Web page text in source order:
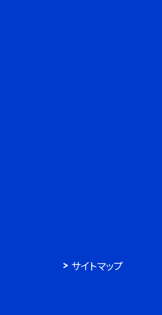
サイトマップ